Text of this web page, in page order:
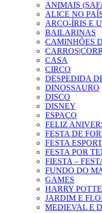
ANIMAIS
ALICE NO
ARCO-ÍRIS E
BAILARINAS
CAMINHÕES
CASA
CIRCO
DESPEDIDA
DINOSSAURO
DISCO
DISNEY
ESPAÇO
FELIZ
FESTA DE
FESTA
FESTA POR
FIESTA –
FUNDO DO
GAMES
HARRY
JARDIM E
MEDIEVAL E